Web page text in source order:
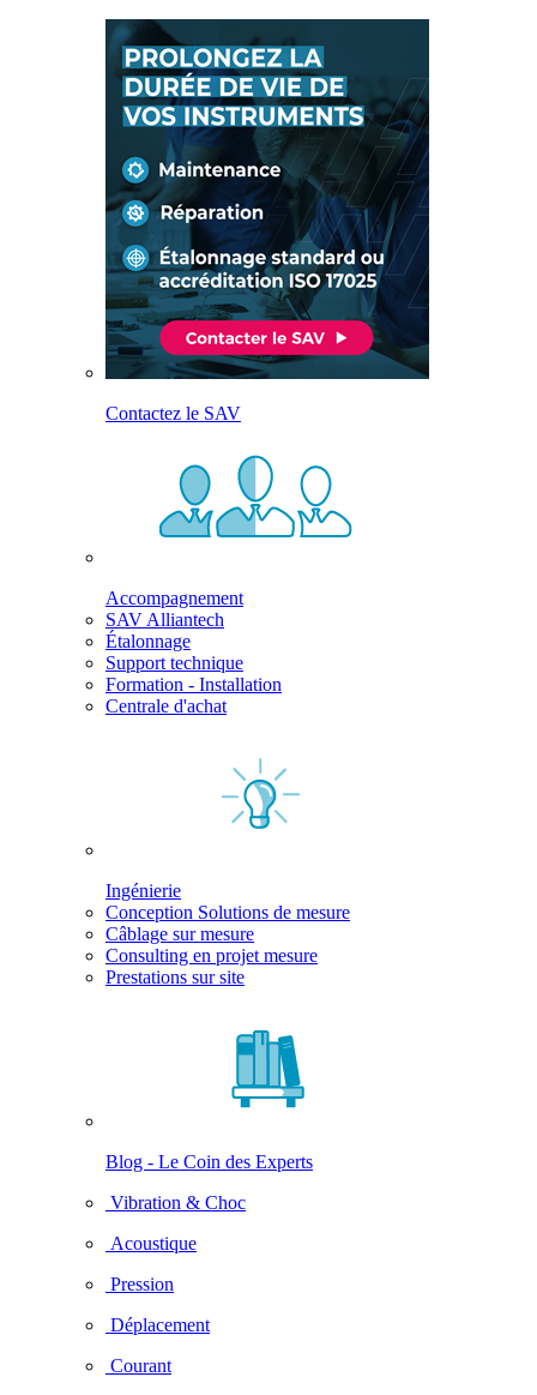
Contactez le SAV
Accompagnement
SAV Alliantech
Étalonnage
Support technique
Formation - Installation
Centrale d'achat
Ingénierie
Conception Solutions de mesure
Câblage sur mesure
Consulting en projet mesure
Prestations sur site
Blog - Le Coin des Experts
Vibration & Choc
Acoustique
Pression
Déplacement
Courant